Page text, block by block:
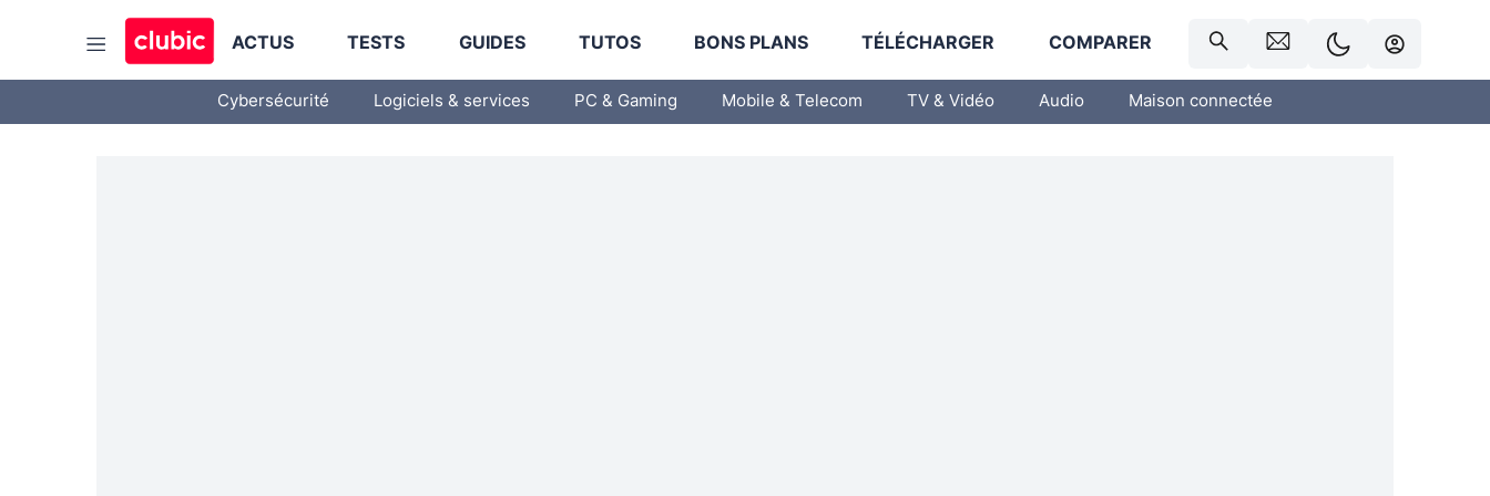
ACTUS TESTS GUIDES TUTOS BONS PLANS TÉLÉCHARGER COMPARER
Cybersécurité Logiciels & services PC & Gaming Mobile & Telecom TV & Vidéo Audio Maison connectée